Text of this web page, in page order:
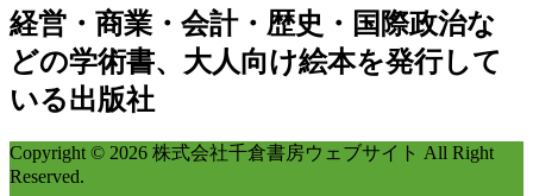
経営・商業・会計・歴史・国際政治な
どの学術書、大人向け絵本を発行して
いる出版社
Copyright © 2026 株式会社千倉書房ウェブサイト All Right
Reserved.